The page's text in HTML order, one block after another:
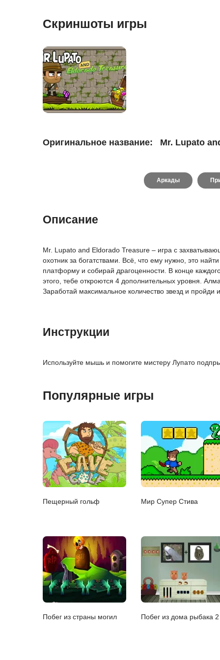
Скриншоты игры
Оригинальное название: Mr. Lupato
Аркады
Описание
Mr. Lupato and Eldorado Treasure – игра с
охотник за богатствами. Всё, что ему нужно, это
платформу и собирай драгоценности. В конце
этого, тебе откроются 4 дополнительных уровня.
Заработай максимальное количество звезд и пройди
Инструкции
Используйте мышь и помогите мистеру Лупато
Популярные игры
Пещерный гольф Мир Супер Стива
Побег из страны могил Побег из дома рыбака 2